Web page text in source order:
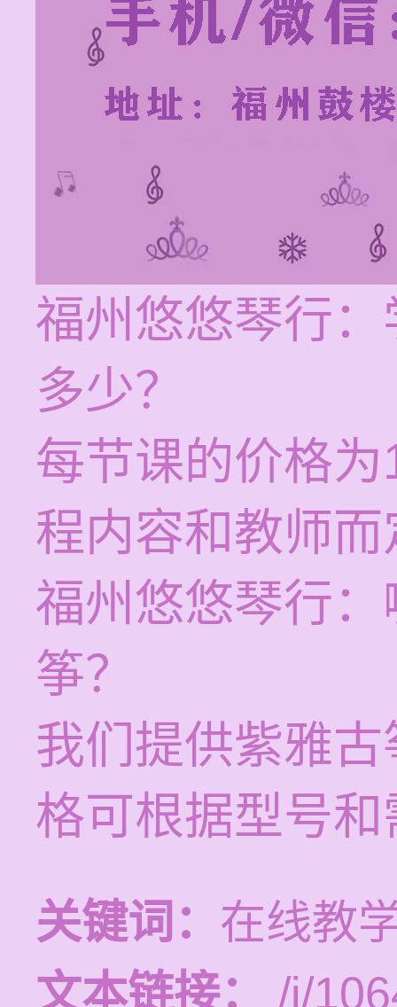
福州悠悠琴行
多少？
每节课的价格
程内容和教师而
福州悠悠琴行
筝？
我们提供紫雅
格可根据型号
关键词： 在线教
文本链接：
/i/